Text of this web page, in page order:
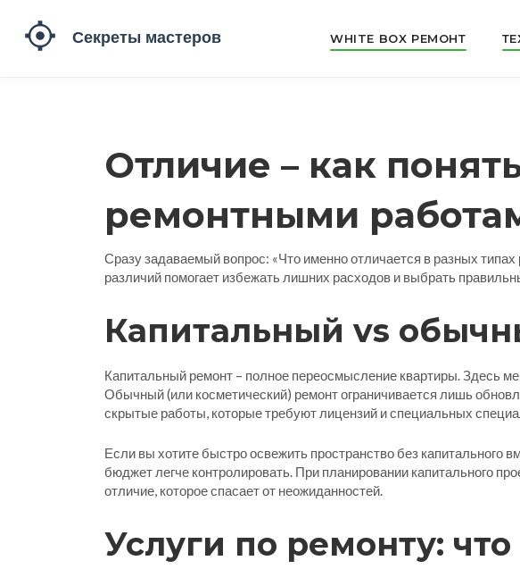
WHITE BOX РЕМОНТ
Отличие – как
ремонтными
Сразу задаваемый вопрос: «Что именно отличается в разных
различий помогает избежать лишних расходов и выбрать
Капитальный vs
Капитальный ремонт – полное переосмысление квартиры. Здесь
Обычный (или косметический) ремонт ограничивается лишь
скрытые работы, которые требуют лицензий и специальных
Если вы хотите быстро освежить пространство без
бюджет легче контролировать. При планировании капитального
отличие, которое спасает от неожиданностей.
Услуги по ремонту: